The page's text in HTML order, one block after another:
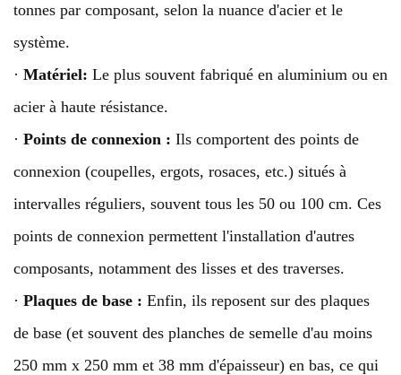
tonnes par composant, selon la nuance d'acier et le
système.
· Matériel: Le plus souvent fabriqué en aluminium ou en
acier à haute résistance.
· Points de connexion : Ils comportent des points de
connexion (coupelles, ergots, rosaces, etc.) situés à
intervalles réguliers, souvent tous les 50 ou 100 cm. Ces
points de connexion permettent l'installation d'autres
composants, notamment des lisses et des traverses.
· Plaques de base : Enfin, ils reposent sur des plaques
de base (et souvent des planches de semelle d'au moins
250 mm x 250 mm et 38 mm d'épaisseur) en bas, ce qui